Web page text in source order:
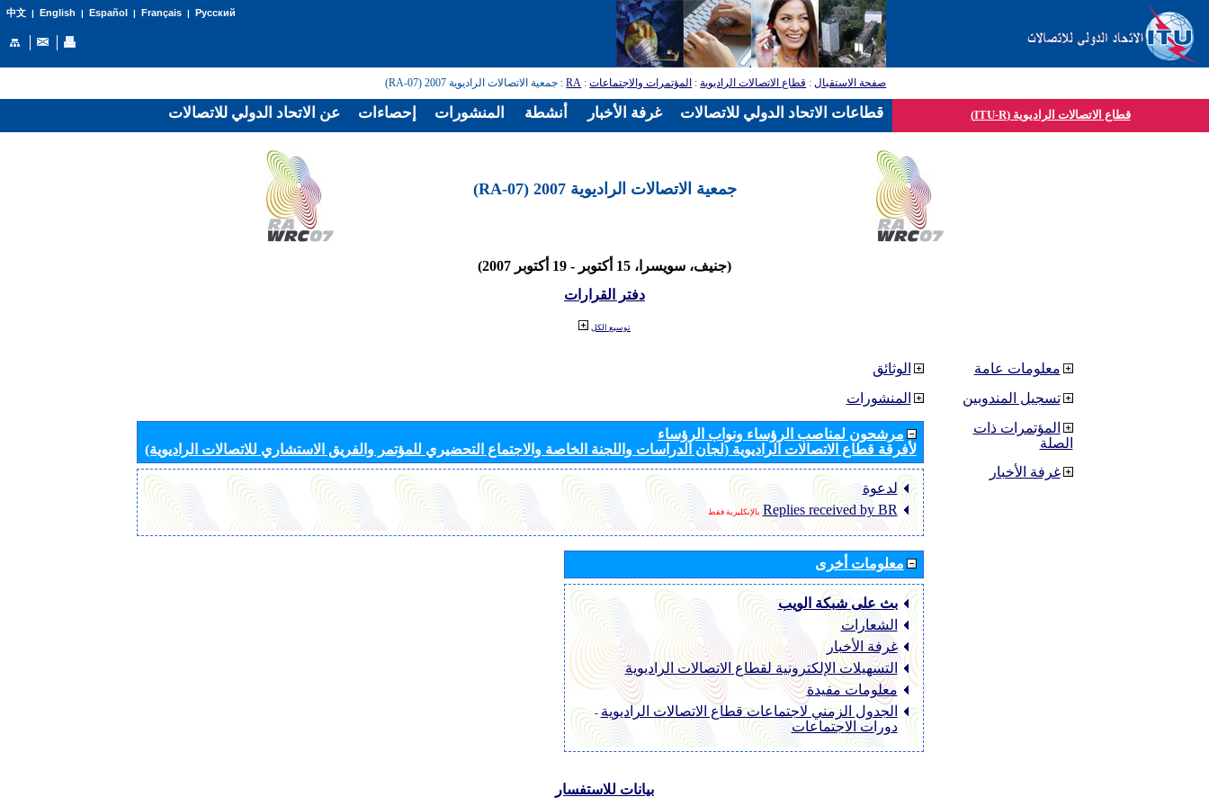
中文| English | Español | Français| Русский
صفحة الاستقبال: قطاع الاتصالات الراديوية: المؤتمرات والاجتماعات:
RA: جمعية الاتصالات الراديوية 2007 (RA-07)
قطاع الاتصالات الراديوية (ITU-R)
جمعية الاتصالات الراديوية 2007 (RA-07)
(جنيف، سويسرا، 15 أكتوبر - 19 أكتوبر 2007)
دفتر القرارات
توسيع الكل
الوثائق
المنشورات
مرشحون لمناصب الرؤساء ونواب الرؤساء
لأفرقة قطاع الاتصالات الراديوية (لجان الدراسات واللجنة الخاصة والاجتماع التحضيري للمؤتمر والفريق الاستشاري للاتصالات الراديوية)
لدعوة
Replies received by BR بالإنكليزية فقط
معلومات أخرى
بث على شبكة الويب
الشعارات
غرفة الأخبار
التسهيلات الإلكترونية لقطاع الاتصالات الراديوية
معلومات مفيدة
الجدول الزمني لاجتماعات قطاع الاتصالات الراديوية -
دورات الاجتماعات
معلومات عامة
تسجيل المندوبين
المؤتمرات ذات
الصلة
غرفة الأخبار
بيانات للاستفسار
عن الاتحاد الدولي للاتصالات إحصاءات المنشورات أنشطة غرفة الأخبار قطاعات الاتحاد الدولي للاتصالات